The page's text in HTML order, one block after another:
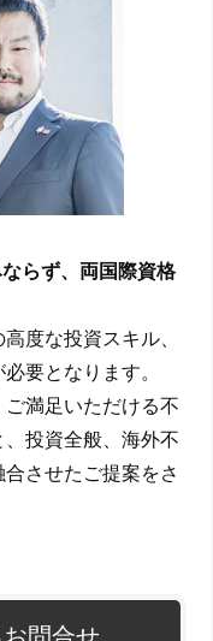
らず、両国際資格
度な投資スキル、
要となります。
満足いただける不
投資全般、海外不
させたご提案をさ